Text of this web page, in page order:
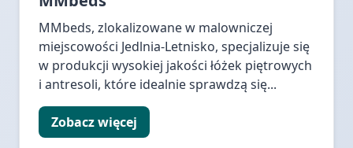
MMbeds, zlokalizowane w malowniczej
miejscowości Jedlnia-Letnisko, specjalizuje się
w produkcji wysokiej jakości łóżek piętrowych
i antresoli, które idealnie sprawdzą się...
Zobacz więcej